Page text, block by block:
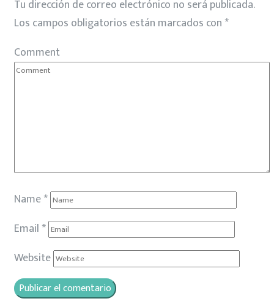
Tu dirección de correo electrónico no será publicada.
Los campos obligatorios están marcados con *
Comment
Name*
Email *
Website